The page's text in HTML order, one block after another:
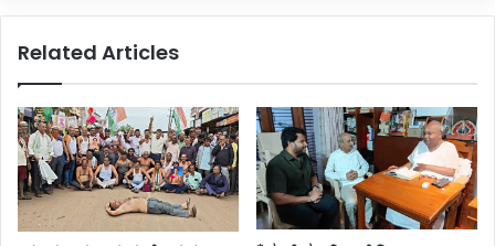
Related Articles